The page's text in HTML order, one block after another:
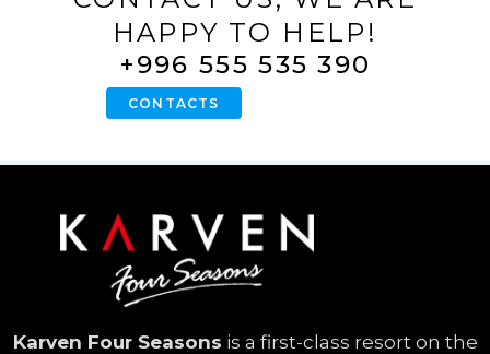
HAPPY TO HELP!
+996 555 535 390
CONTACTS
Karven Four Seasons is a first-class resort on the